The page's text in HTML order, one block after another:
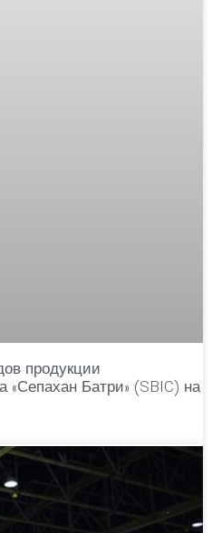
продукции
Батри» (SBIC) на